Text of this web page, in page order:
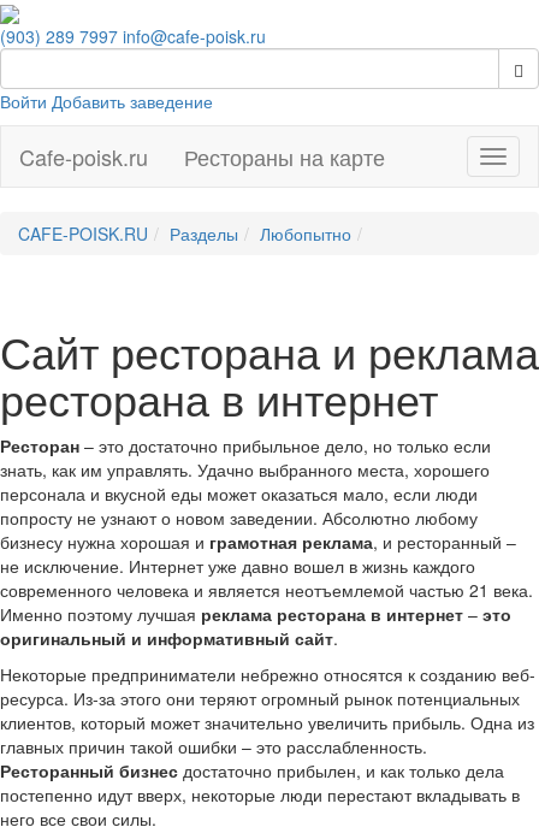
(903) 289 7997 info@cafe-poisk.ru
Войти Добавить заведение
Cafe-poisk.ru Рестораны на карте
CAFE-POISK.RU Разделы Любопытно
Сайт ресторана и реклама
ресторана в интернет
Ресторан – это достаточно прибыльное дело, но только если
знать, как им управлять. Удачно выбранного места, хорошего
персонала и вкусной еды может оказаться мало, если люди
попросту не узнают о новом заведении. Абсолютно любому
бизнесу нужна хорошая и грамотная реклама, и ресторанный –
не исключение. Интернет уже давно вошел в жизнь каждого
современного человека и является неотъемлемой частью 21 века.
Именно поэтому лучшая реклама ресторана в интернет – это
оригинальный и информативный сайт.
Некоторые предприниматели небрежно относятся к созданию веб-
ресурса. Из-за этого они теряют огромный рынок потенциальных
клиентов, который может значительно увеличить прибыль. Одна из
главных причин такой ошибки – это расслабленность.
Ресторанный бизнес достаточно прибылен, и как только дела
постепенно идут вверх, некоторые люди перестают вкладывать в
него все свои силы.